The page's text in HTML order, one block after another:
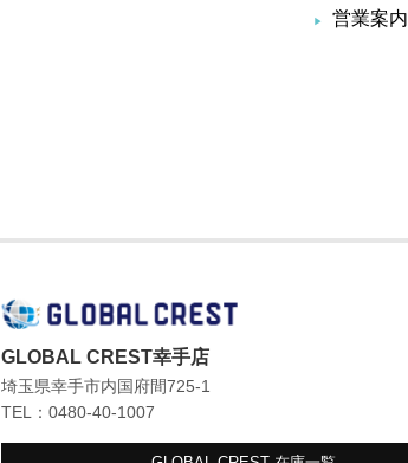
営業案内
GLOBAL CREST幸手店
埼玉県幸手市内国府間725-1
TEL：0480-40-1007